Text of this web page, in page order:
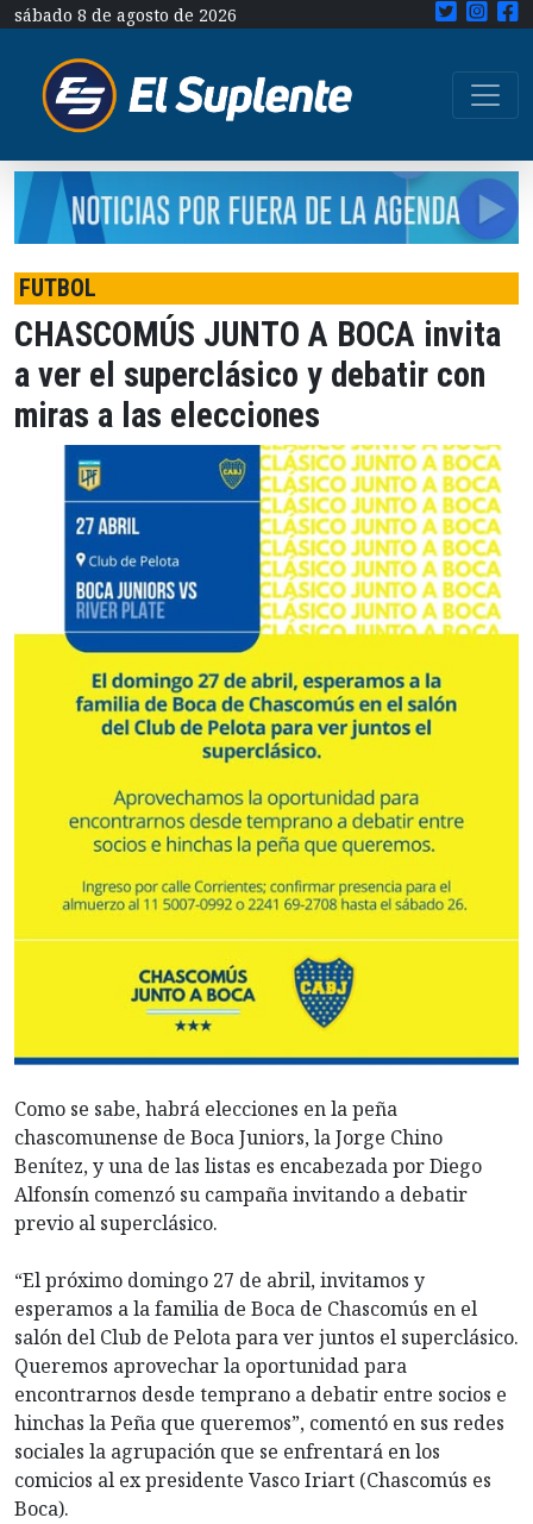
sábado 8 de agosto de 2026
FUTBOL
CHASCOMÚS JUNTO A BOCA invita
a ver el superclásico y debatir con
miras a las elecciones
Como se sabe, habrá elecciones en la peña
chascomunense de Boca Juniors, la Jorge Chino
Benítez, y una de las listas es encabezada por Diego
Alfonsín comenzó su campaña invitando a debatir
previo al superclásico.
“El próximo domingo 27 de abril, invitamos y
esperamos a la familia de Boca de Chascomús en el
salón del Club de Pelota para ver juntos el superclásico.
Queremos aprovechar la oportunidad para
encontrarnos desde temprano a debatir entre socios e
hinchas la Peña que queremos”, comentó en sus redes
sociales la agrupación que se enfrentará en los
comicios al ex presidente Vasco Iriart (Chascomús es
Boca).